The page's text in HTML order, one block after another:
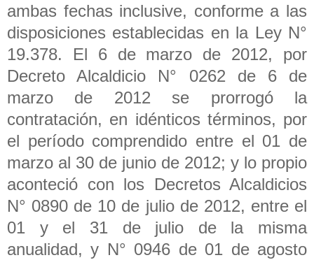
ambas fechas inclusive, conforme a las
disposiciones establecidas en la Ley N°
19.378. El 6 de marzo de 2012, por
Decreto Alcaldicio N° 0262 de 6 de
marzo de 2012 se prorrogó la
contratación, en idénticos términos, por
el período comprendido entre el 01 de
marzo al 30 de junio de 2012; y lo propio
aconteció con los Decretos Alcaldicios
N° 0890 de 10 de julio de 2012, entre el
01 y el 31 de julio de la misma
anualidad, y N° 0946 de 01 de agosto